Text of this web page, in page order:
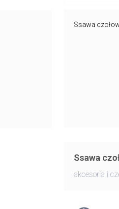
Ssawa
Ssawa
akcesoria i